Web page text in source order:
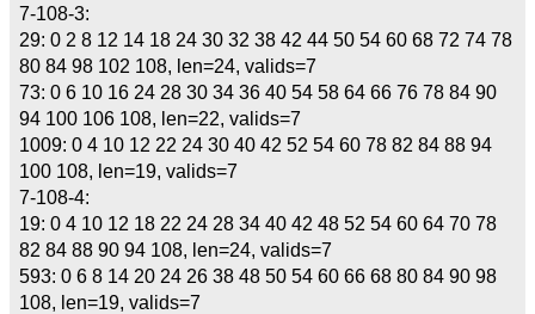
7-108-3:
29: 0 2 8 12 14 18 24 30 32 38 42 44 50 54 60 68 72 74 78
80 84 98 102 108, len=24, valids=7
73: 0 6 10 16 24 28 30 34 36 40 54 58 64 66 76 78 84 90
94 100 106 108, len=22, valids=7
1009: 0 4 10 12 22 24 30 40 42 52 54 60 78 82 84 88 94
100 108, len=19, valids=7
7-108-4:
19: 0 4 10 12 18 22 24 28 34 40 42 48 52 54 60 64 70 78
82 84 88 90 94 108, len=24, valids=7
593: 0 6 8 14 20 24 26 38 48 50 54 60 66 68 80 84 90 98
108, len=19, valids=7